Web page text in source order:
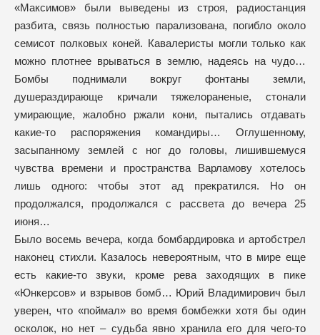
«Максимов» были выведены из строя, радиостанция
разбита, связь полностью парализована, погибло около
семисот полковых коней. Кавалеристы могли только как
можно плотнее врываться в землю, надеясь на чудо…
Бомбы поднимали вокруг фонтаны земли,
душераздирающе кричали тяжелораненые, стонали
умирающие, жалобно ржали кони, пытались отдавать
какие-то распоряжения командиры… Оглушенному,
засыпанному землей с ног до головы, лишившемуся
чувства времени и пространства Варламову хотелось
лишь одного: чтобы этот ад прекратился. Но он
продолжался, продолжался с рассвета до вечера 25
июня…
Было восемь вечера, когда бомбардировка и артобстрел
наконец стихли. Казалось невероятным, что в мире еще
есть какие-то звуки, кроме рева заходящих в пике
«Юнкерсов» и взрывов бомб… Юрий Владимирович был
уверен, что «поймал» во время бомбежки хотя бы один
осколок, но нет – судьба явно хранила его для чего-то